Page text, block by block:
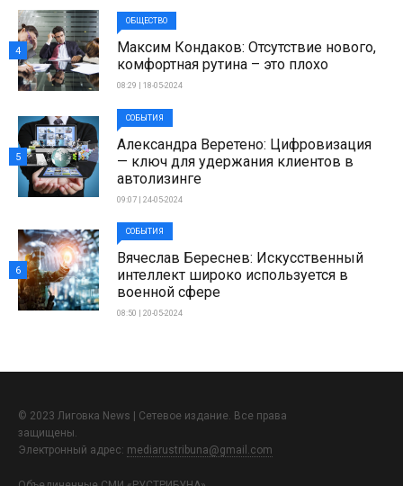
ОБЩЕСТВО
Максим Кондаков: Отсутствие нового,
комфортная рутина – это плохо
08:29 | 18-05-2024
4
СОБЫТИЯ
Александра Веретено: Цифровизация
— ключ для удержания клиентов в
автолизинге
09:07 | 24-05-2024
5
СОБЫТИЯ
Вячеслав Береснев: Искусственный
интеллект широко используется в
военной сфере
08:50 | 20-05-2024
6
© 2023 Лиговка News | Сетевое издание. Все права
защищены.
Электронный адрес: mediarustribuna@gmail.com